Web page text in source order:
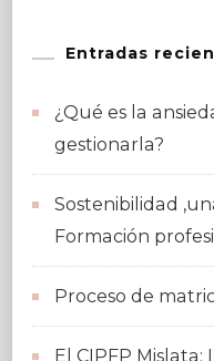
Entradas
¿Qué es la
gestionarla?
Sostenibilidad
Formación
Proceso de
El CIPFP